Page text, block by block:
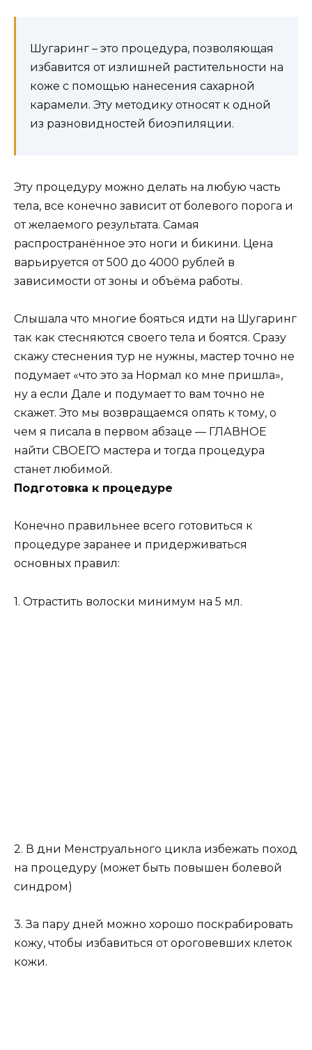
Шугаринг – это процедура, позволяющая
избавится от излишней растительности на
коже с помощью нанесения сахарной
карамели. Эту методику относят к одной
из разновидностей биоэпиляции.
Эту процедуру можно делать на любую часть
тела, все конечно зависит от болевого порога и
от желаемого результата. Самая
распространённое это ноги и бикини. Цена
варьируется от 500 до 4000 рублей в
зависимости от зоны и объёма работы.
Слышала что многие бояться идти на Шугаринг
так как стесняются своего тела и боятся. Сразу
скажу стеснения тур не нужны, мастер точно не
подумает «что это за Нормал ко мне пришла»,
ну а если Дале и подумает то вам точно не
скажет. Это мы возвращаемся опять к тому, о
чем я писала в первом абзаце — ГЛАВНОЕ
найти СВОЕГО мастера и тогда процедура
станет любимой.
Подготовка к процедуре
Конечно правильнее всего готовиться к
процедуре заранее и придерживаться
основных правил:
1. Отрастить волоски минимум на 5 мл.
2. В дни Менструального цикла избежать поход
на процедуру (может быть повышен болевой
синдром)
3. За пару дней можно хорошо поскрабировать
кожу, чтобы избавиться от ороговевших клеток
кожи.